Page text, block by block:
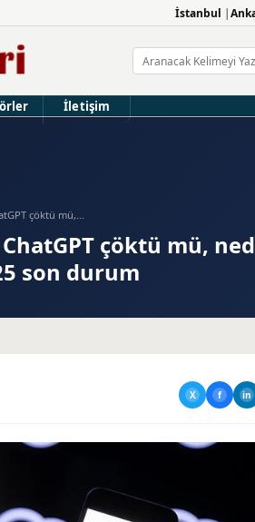
İstanbul
İletişim
çöktü mü,...
çöktü mü,
son durum
X f in